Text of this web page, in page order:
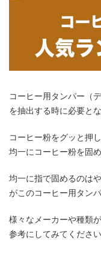
コーヒー用タンパー（
を抽出する時に必要と
コーヒー粉をグッと押
均一にコーヒー粉を固
均一に指で固めるのは
がこのコーヒー用タンパ
様々なメーカーや種類
参考にしてみてください